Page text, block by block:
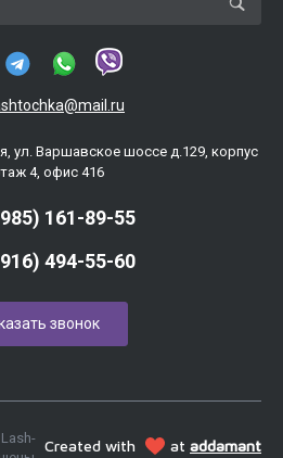
ул. Варшавское шоссе д.129, корпус
4, офис 416
161-89-55
494-55-60
звонок
Created with at addamant